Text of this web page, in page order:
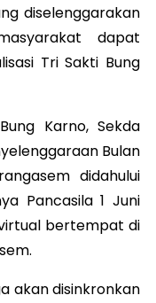
diselenggarakan
dapat
Tri Sakti Bung
Karno, Sekda
Bulan
didahului
Pancasila 1 Juni
bertempat di
akan disinkronkan